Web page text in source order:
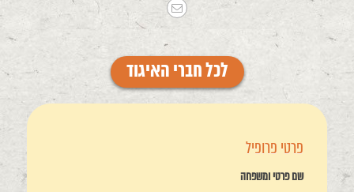
לכל חברי האיגוד
פרטי פרופיל
שם פרטי ומשפחה